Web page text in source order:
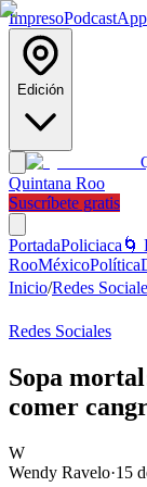
ImpresoPodcastApp
Edición
Quintana Roo
Suscríbete gratis
PortadaPoliciaca 🌀
RooMéxicoPolítica
Inicio/Redes
Redes Sociales
Sopa
comer
W
Wendy Ravelo·15